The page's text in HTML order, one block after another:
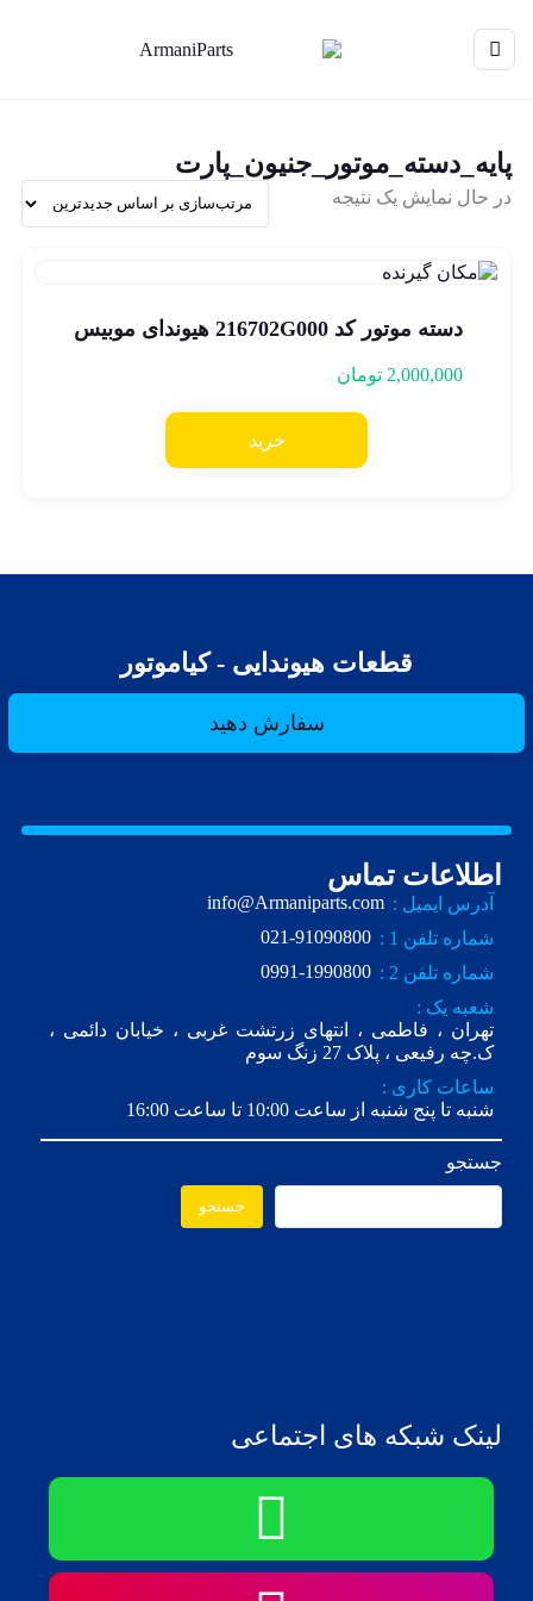
پایه_دسته_موتور_جنیون_پارت
در حال نمایش یک نتیجه
دسته موتور کد 216702G000 هیوندای موبیس
2,000,000 تومان
خرید
قطعات هیوندایی - کیاموتور
سفارش دهید
اطلاعات تماس
آدرس ایمیل : info@Armaniparts.com
شماره تلفن 1 :
021-91090800
شماره تلفن 2 :
0991-1990800
شعبه یک :
تهران ، فاطمی ، انتهای زرتشت غربی ، خیابان دائمی ،
ک.چه رفیعی ، پلاک 27 زنگ سوم
ساعات کاری :
شنبه تا پنج شنبه از ساعت 10:00 تا ساعت 16:00
جستجو
جستجو
لینک شبکه های اجتماعی